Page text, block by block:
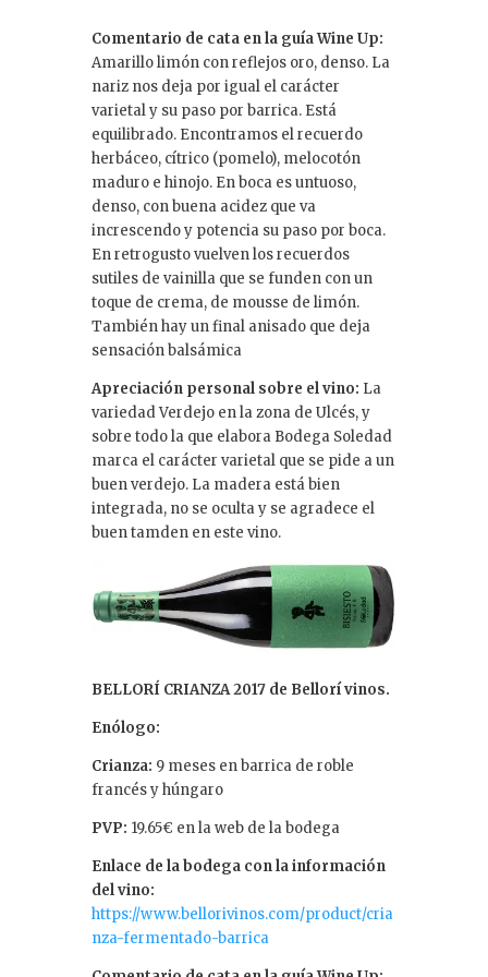
Comentario de cata en la guía Wine Up:
Amarillo limón con reflejos oro, denso. La
nariz nos deja por igual el carácter
varietal y su paso por barrica. Está
equilibrado. Encontramos el recuerdo
herbáceo, cítrico (pomelo), melocotón
maduro e hinojo. En boca es untuoso,
denso, con buena acidez que va
increscendo y potencia su paso por boca.
En retrogusto vuelven los recuerdos
sutiles de vainilla que se funden con un
toque de crema, de mousse de limón.
También hay un final anisado que deja
sensación balsámica
Apreciación personal sobre el vino: La
variedad Verdejo en la zona de Ulcés, y
sobre todo la que elabora Bodega Soledad
marca el carácter varietal que se pide a un
buen verdejo. La madera está bien
integrada, no se oculta y se agradece el
buen tamden en este vino.
BELLORÍ CRIANZA 2017 de Bellorí vinos.
Enólogo:
Crianza: 9 meses en barrica de roble
francés y húngaro
PVP: 19.65€ en la web de la bodega
Enlace de la bodega con la información
del vino:
https://www.bellorivinos.com/product/cria
nza-fermentado-barrica